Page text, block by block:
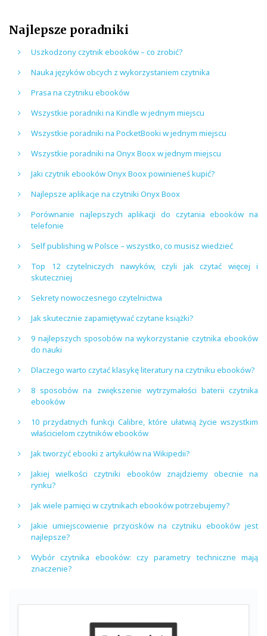
Najlepsze poradniki
Uszkodzony czytnik ebooków – co zrobić?
Nauka języków obcych z wykorzystaniem czytnika
Prasa na czytniku ebooków
Wszystkie poradniki na Kindle w jednym miejscu
Wszystkie poradniki na PocketBooki w jednym miejscu
Wszystkie poradniki na Onyx Boox w jednym miejscu
Jaki czytnik ebooków Onyx Boox powinieneś kupić?
Najlepsze aplikacje na czytniki Onyx Boox
Porównanie najlepszych aplikacji do czytania ebooków na
telefonie
Self publishing w Polsce – wszystko, co musisz wiedzieć
Top 12 czytelniczych nawyków, czyli jak czytać więcej i
skuteczniej
Sekrety nowoczesnego czytelnictwa
Jak skutecznie zapamiętywać czytane książki?
9 najlepszych sposobów na wykorzystanie czytnika ebooków
do nauki
Dlaczego warto czytać klasykę literatury na czytniku ebooków?
8 sposobów na zwiększenie wytrzymałości baterii czytnika
ebooków
10 przydatnych funkcji Calibre, które ułatwią życie wszystkim
właścicielom czytników ebooków
Jak tworzyć ebooki z artykułów na Wikipedii?
Jakiej wielkości czytniki ebooków znajdziemy obecnie na
rynku?
Jak wiele pamięci w czytnikach ebooków potrzebujemy?
Jakie umiejscowienie przycisków na czytniku ebooków jest
najlepsze?
Wybór czytnika ebooków: czy parametry techniczne mają
znaczenie?